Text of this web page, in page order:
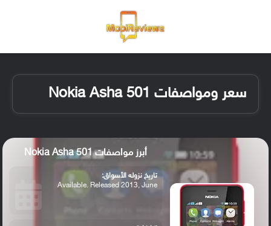
سعر ومواصفات Nokia Asha 501
أبرز مواصفات Nokia Asha 501
تاريخ نزوله الأسواق:
Available. Released 2013, June